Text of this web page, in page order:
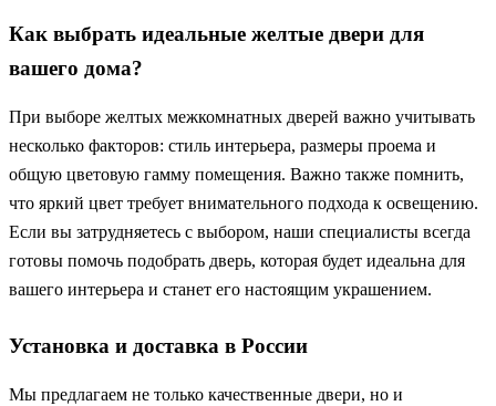
Как выбрать идеальные желтые двери для
вашего дома?
При выборе желтых межкомнатных дверей важно учитывать
несколько факторов: стиль интерьера, размеры проема и
общую цветовую гамму помещения. Важно также помнить,
что яркий цвет требует внимательного подхода к освещению.
Если вы затрудняетесь с выбором, наши специалисты всегда
готовы помочь подобрать дверь, которая будет идеальна для
вашего интерьера и станет его настоящим украшением.
Установка и доставка в России
Мы предлагаем не только качественные двери, но и